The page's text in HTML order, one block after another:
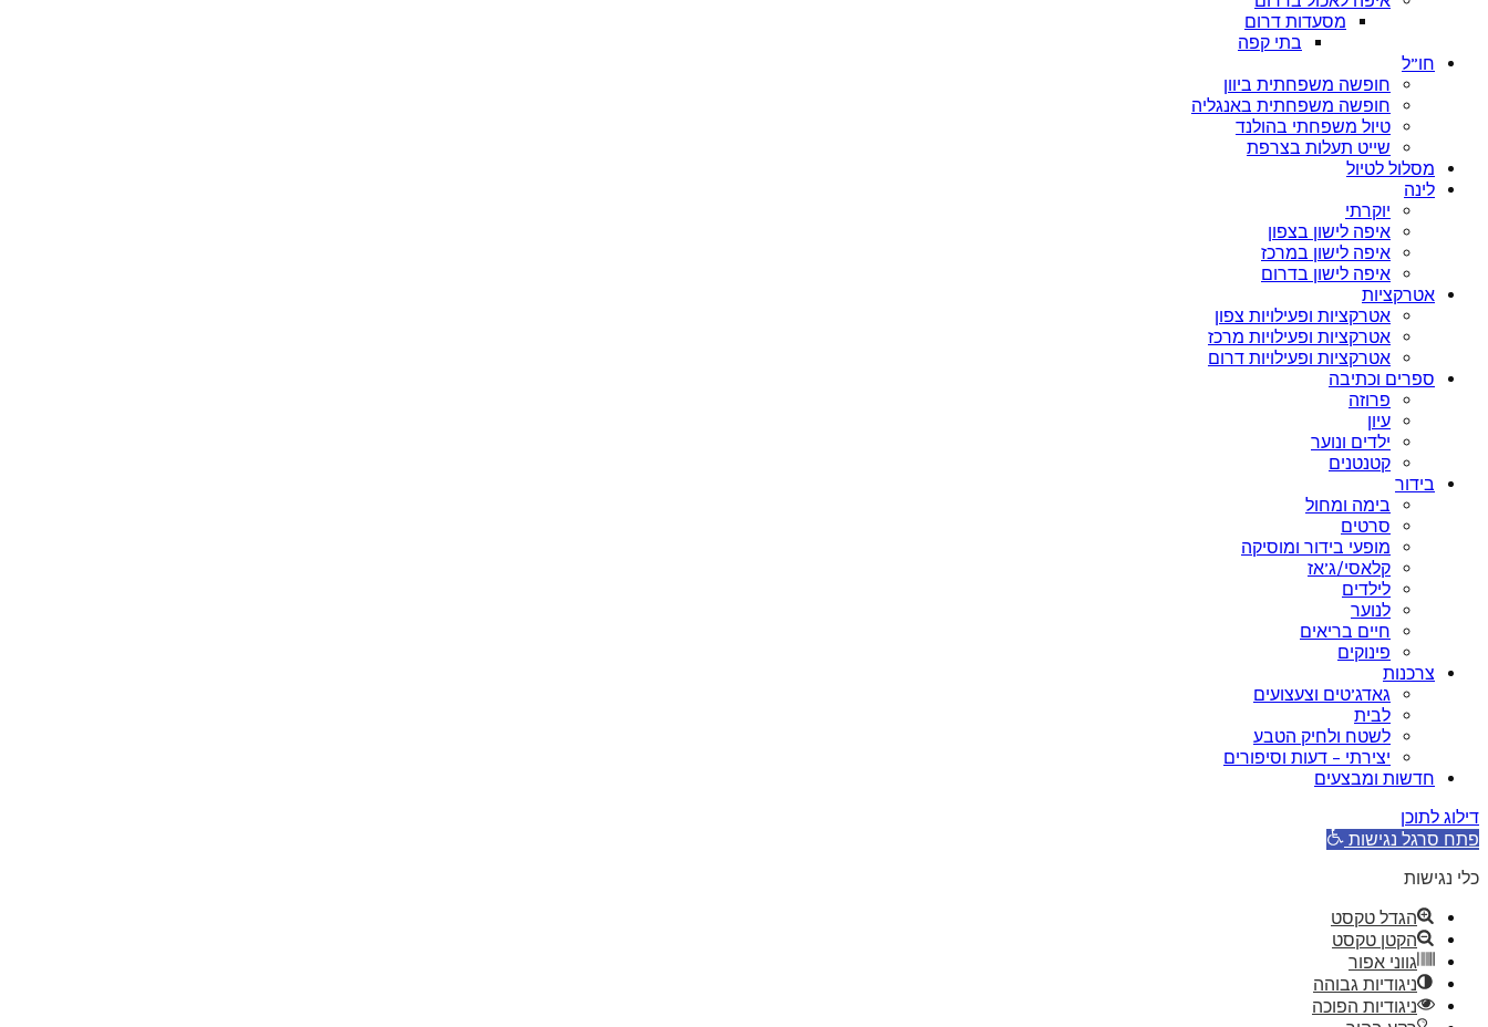
מסעדות דרום
בתי קפה
חו”ל
חופשה משפחתית ביוון
חופשה משפחתית באנגליה
טיול משפחתי בהולנד
שייט תעלות בצרפת
מסלול לטיול
לינה
יוקרתי
איפה לישון בצפון
איפה לישון במרכז
איפה לישון בדרום
אטרקציות
אטרקציות ופעילויות צפון
אטרקציות ופעילויות מרכז
אטרקציות ופעילויות דרום
ספרים וכתיבה
פרוזה
עיון
ילדים ונוער
קטנטנים
בידור
בימה ומחול
סרטים
מופעי בידור ומוסיקה
קלאסי/ג’אז
לילדים
לנוער
חיים בריאים
פינוקים
צרכנות
גאדג’טים וצעצועים
לבית
לשטח ולחיק הטבע
יצירתי – דעות וסיפורים
חדשות ומבצעים
דילוג לתוכן
פתח סרגל נגישות
כלי נגישות
הגדל טקסט
הקטן טקסט
גווני אפור
ניגודיות גבוהה
ניגודיות הפוכה